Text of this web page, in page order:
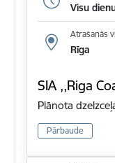
Visu
Atrašanās
Rīga
SIA ,,Riga
Plānota
Pārbaude